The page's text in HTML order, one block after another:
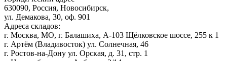
630090, Россия, Новосибирск,
ул. Демакова, 30, оф. 901
Адреса складов:
г. Москва, МО, г. Балашиха, А-103 Щёлковское шоссе, 255 к 1
г. Артём (Владивосток) ул. Солнечная, 46
г. Ростов-на-Дону ул. Орская, д. 31, стр. 1